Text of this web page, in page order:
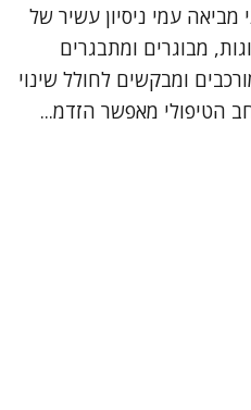
מביאה עמי ניסיון עשיר של
בזוגות, מבוגרים ומתבגרים
ומבקשים לחולל שינוי
הטיפולי מאפשר הזדמ...